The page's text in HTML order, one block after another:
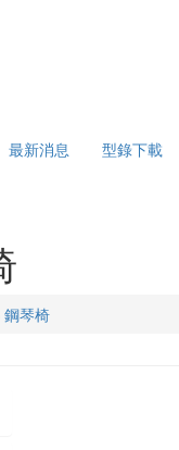
最新消息 型錄下載
鋼琴椅